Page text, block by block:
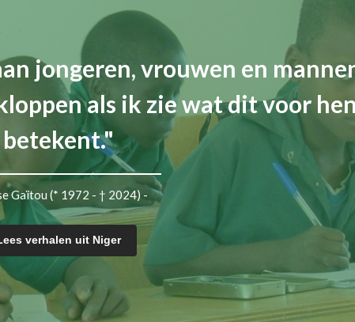
jongeren, vrouwen en
als ik zie wat dit voor hen
betekent."
Gaïtou (* 1972 - † 2024) -
verhalen uit Niger